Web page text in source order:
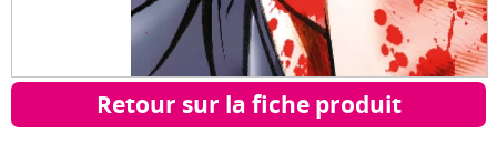
Retour sur la fiche produit